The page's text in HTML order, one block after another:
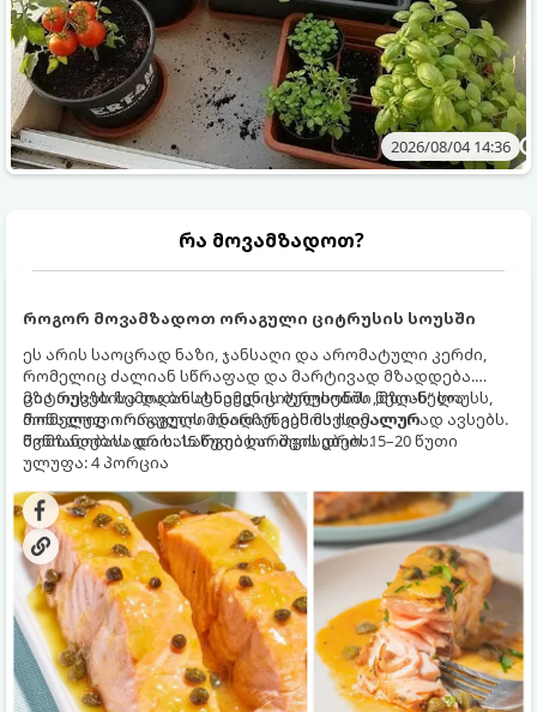
2026/08/04 14:36
რა მოვამზადოთ?
როგორ მოვამზადოთ ორაგული ციტრუსის სოუსში
ეს არის საოცრად ნაზი, ჯანსაღი და არომატული კერძი,
რომელიც ძალიან სწრაფად და მარტივად მზადდება.
ციტრუსებისა და ბოსტნეულის ბულიონში ნელ-ნელა
მოწალული ორაგული ინარჩუნებს მაქსიმალურ
წვნიანობასა და სასარგებლო თვისებებს.
მზა თევზს ზემოდან ასხამენ ციტრუსების „მზიან“ სოუსს,
რომელიც ორაგულის მდიდარ გემოს იდეალურად ავსებს.
მომზადების დრო: 15 წუთი ხარშვის დრო: 15–20 წუთი
ულუფა: 4 პორცია